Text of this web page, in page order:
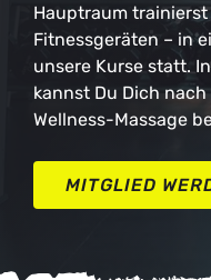
Hauptraum
Fitnessgeräten – in
unsere Kurse statt.
kannst Du Dich
Wellness-Massage
MITGLIED